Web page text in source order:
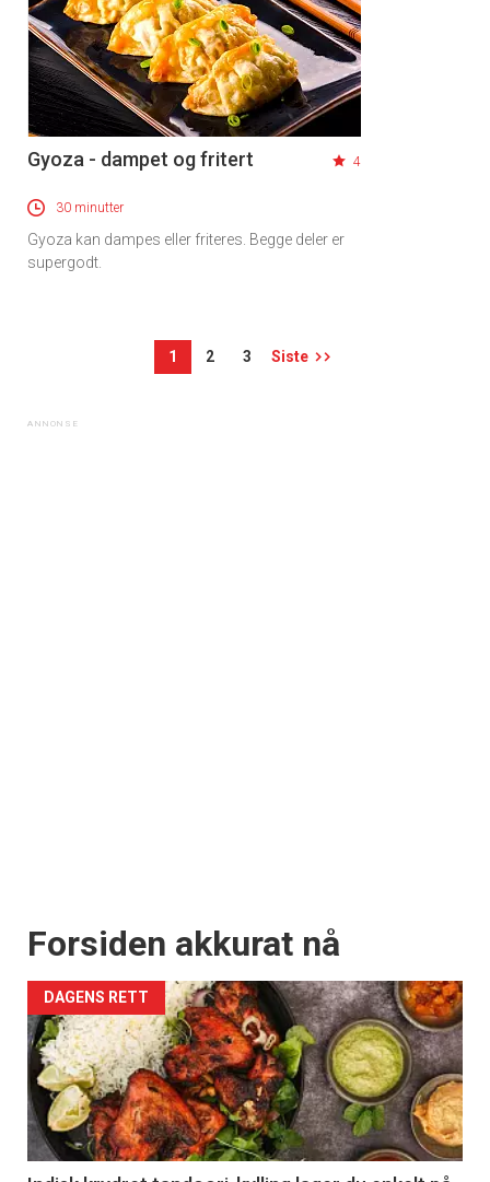
Gyoza - dampet og fritert 4
30 minutter
Gyoza kan dampes eller friteres. Begge deler er
supergodt.
1 2 3 Siste
Forsiden akkurat nå
DAGENS RETT